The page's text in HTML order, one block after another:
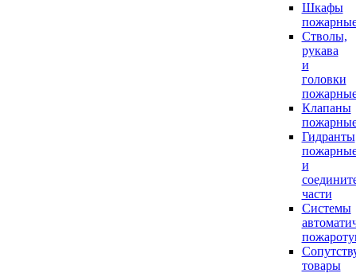
Шкафы
Стволы,
рукава
и
головки
Клапаны
Гидранты
и
части
Системы
товары